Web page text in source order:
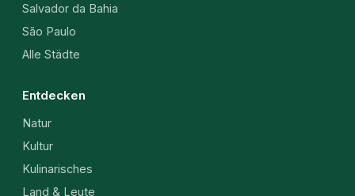
Salvador da Bahia
São Paulo
Alle Städte
Entdecken
Natur
Kultur
Kulinarisches
Land & Leute